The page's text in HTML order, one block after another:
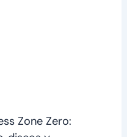
Zone Zero: